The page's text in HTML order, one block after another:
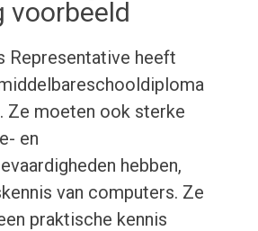
voorbeeld
Representative heeft
Ze moeten ook sterke
en
hebben,
van computers. Ze
praktische kennis